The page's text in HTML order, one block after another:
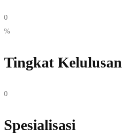
0
%
Tingkat Kelulusan
0
Spesialisasi